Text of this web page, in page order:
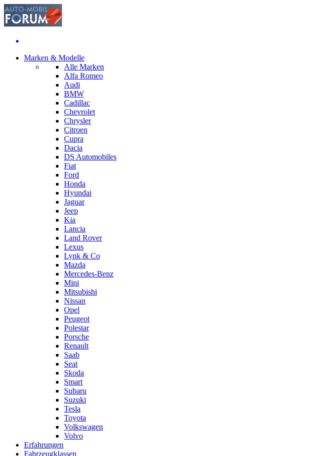
Marken & Modelle
Alle Marken
Alfa Romeo
Audi
BMW
Cadillac
Chevrolet
Chrysler
Citroen
Cupra
Dacia
DS Automobiles
Fiat
Ford
Honda
Hyundai
Jaguar
Jeep
Kia
Lancia
Land Rover
Lexus
Lynk & Co
Mazda
Mercedes-Benz
Mini
Mitsubishi
Nissan
Opel
Peugeot
Polestar
Porsche
Renault
Saab
Seat
Skoda
Smart
Subaru
Suzuki
Tesla
Toyota
Volkswagen
Volvo
Erfahrungen
Fahrzeugklassen